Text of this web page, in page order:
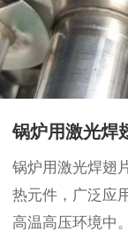
锅炉用激光焊
锅炉用激光焊翅
热元件，广泛应
高温高压环境中